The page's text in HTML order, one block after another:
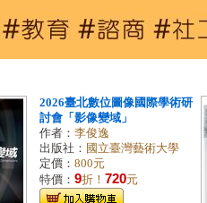
2026臺北數位圖像國際學術研
討會「影像變域」
作者： 李俊逸
出版社： 國立臺灣藝術大學
定價： 800元
特價： 9折！ 720元